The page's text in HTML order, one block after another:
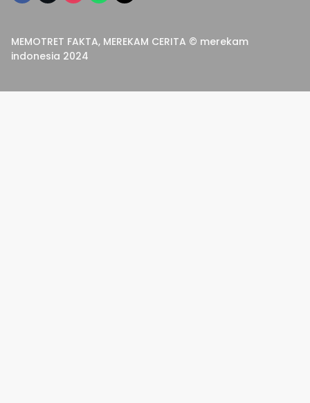
MEMOTRET FAKTA, MEREKAM CERITA © merekam
indonesia 2024